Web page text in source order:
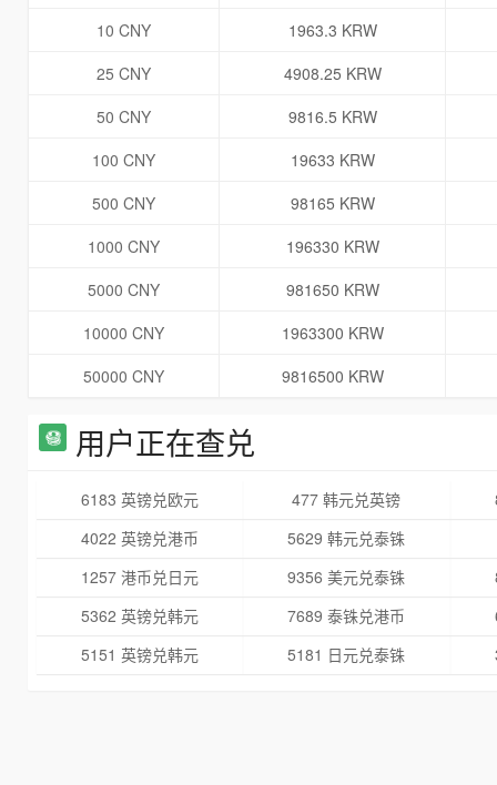
10 CNY
1963.3 KRW
25 CNY
4908.25 KRW
50 CNY
9816.5 KRW
100 CNY
19633 KRW
500 CNY
98165 KRW
1000 CNY
196330 KRW
5000 CNY
981650 KRW
10000 CNY
1963300 KRW
50000 CNY
9816500 KRW
用户正在查兑
6183 英镑兑欧元 477 韩元兑英镑
4022 英镑兑港币
5629 韩元兑泰铢
1257 港币兑日元
9356 美元兑泰铢
5362 英镑兑韩元
7689 泰铢兑港币
5151 英镑兑韩元
5181 日元兑泰铢